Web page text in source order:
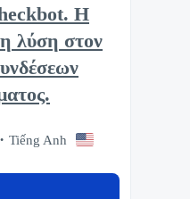
Η
λύση στον
Tiếng Anh